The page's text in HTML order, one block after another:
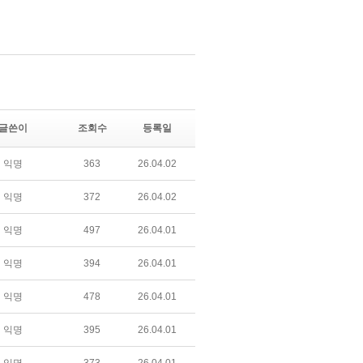
쓴이 조회수 등록일
익명 363 26.04.02
익명 372 26.04.02
익명 497 26.04.01
익명 394 26.04.01
익명 478 26.04.01
익명 395 26.04.01